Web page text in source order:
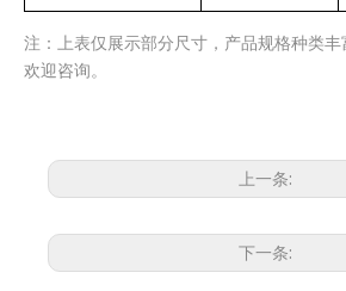
注：上表仅展示部分尺寸，产品规格种类丰
欢迎咨询。
上一条:
下一条: